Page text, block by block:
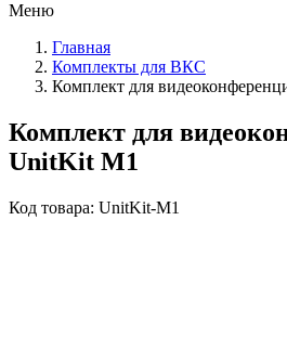
Меню
Главная
Комплекты для ВКС
Комплект для
Комплект для
UnitKit M1
Код товара: UnitKit-M1